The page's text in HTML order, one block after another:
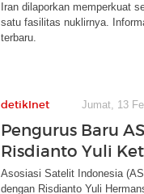
Iran dilaporkan memperkuat
satu fasilitas nuklirnya.
terbaru.
detikInet Jumat, 13
Pengurus Baru
Risdianto Yuli
Asosiasi Satelit Indonesia
dengan Risdianto Yuli